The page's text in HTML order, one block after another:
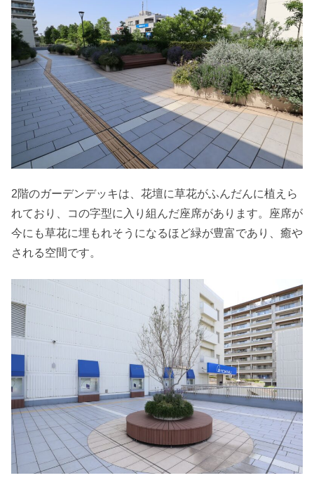
2階のガーデンデッキは、花壇に草花がふんだんに植えら
れており、コの字型に入り組んだ座席があります。座席が
今にも草花に埋もれそうになるほど緑が豊富であり、癒や
される空間です。